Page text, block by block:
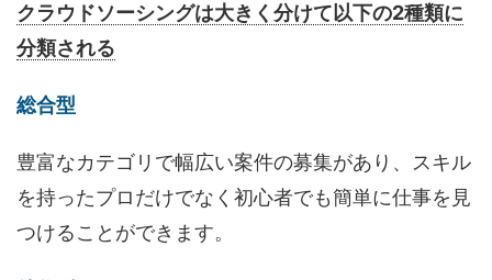
クラウドソーシングは大きく分けて以下の2種類に
分類される
総合型
豊富なカテゴリで幅広い案件の募集があり、スキル
を持ったプロだけでなく初心者でも簡単に仕事を見
つけることができます。